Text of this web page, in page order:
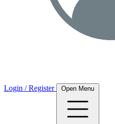
Login / Register Open Menu